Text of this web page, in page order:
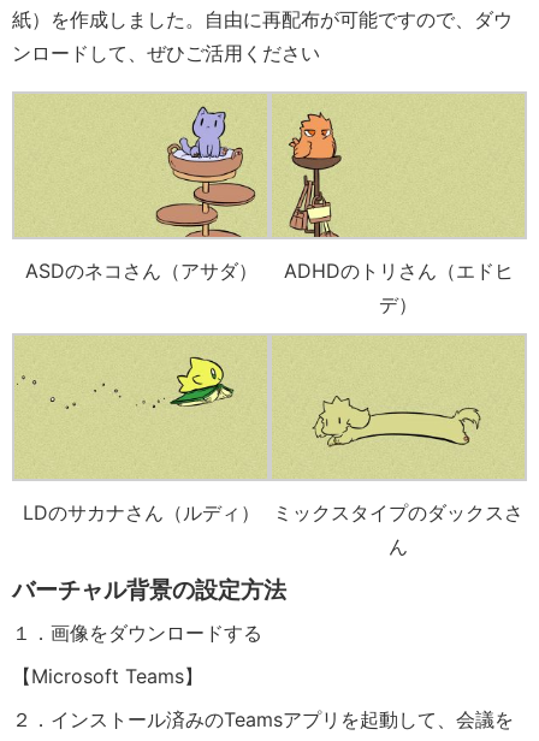
紙）を作成しました。自由に再配布が可能ですので、ダウ
ンロードして、ぜひご活用ください
ASDのネコさん（アサダ）
ADHDのトリさん（エドヒ
デ）
LDのサカナさん（ルディ）
ミックスタイプのダックスさ
ん
バーチャル背景の設定方法
１．画像をダウンロードする
【Microsoft Teams】
２．インストール済みのTeamsアプリを起動して、会議を